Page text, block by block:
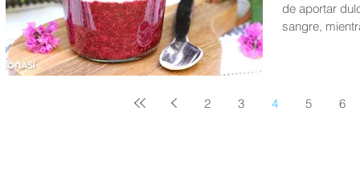
de aportar
sangre,
2 3 4 5 6